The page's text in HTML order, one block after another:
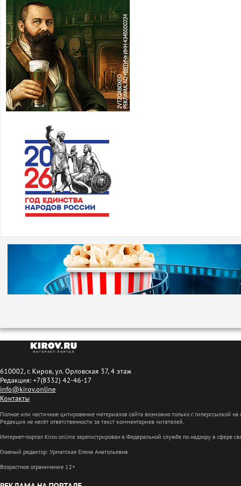
610002, г. Киров, ул. Орловская 37, 4 этаж
Редакция: +7(8332) 42-46-17
info@kirov.online
Контакты
Полное или частичное цитирование материалов сайта возможно только с
Редакция не несёт ответственности за текст комментариев читателей.
Интернет-портал Kirov.online зарегистрирован в Федеральной службе по надзору в
Главный редактор: Урматская Елена Анатольевна
Возрастное ограничение 12+